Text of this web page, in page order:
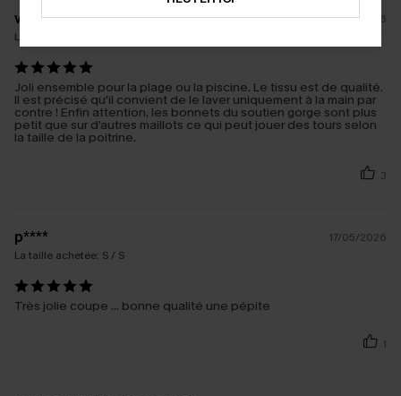
v****
26/03/2026
La taille achetée:
Joli ensemble pour la plage ou la piscine. Le tissu est de qualité.
Il est précisé qu’il convient de le laver uniquement à la main par
contre ! Enfin attention, les bonnets du soutien gorge sont plus
petit que sur d’autres maillots ce qui peut jouer des tours selon
la taille de la poitrine.
3
p****
17/05/2026
La taille achetée: S / S
Très jolie coupe … bonne qualité une pépite
1